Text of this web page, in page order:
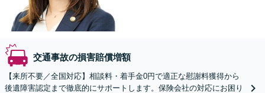
交通事故の損害賠償増額
【来所不要／全国対応】相談料・着手金0円で適正な慰謝料獲得から
後遺障害認定まで徹底的にサポートします。保険会社の対応にお困り